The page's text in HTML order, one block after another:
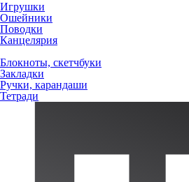
Игрушки
Ошейники
Поводки
Канцелярия
Блокноты, скетчбуки
Закладки
Ручки, карандаши
Тетради